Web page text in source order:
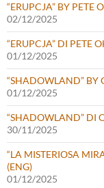
“ERUPCJA” BY PETE
02/12/2025
“ERUPCJA” DI PETE
01/12/2025
“SHADOWLAND” BY
01/12/2025
“SHADOWLAND” DI
30/11/2025
“LA MISTERIOSA
(ENG)
01/12/2025